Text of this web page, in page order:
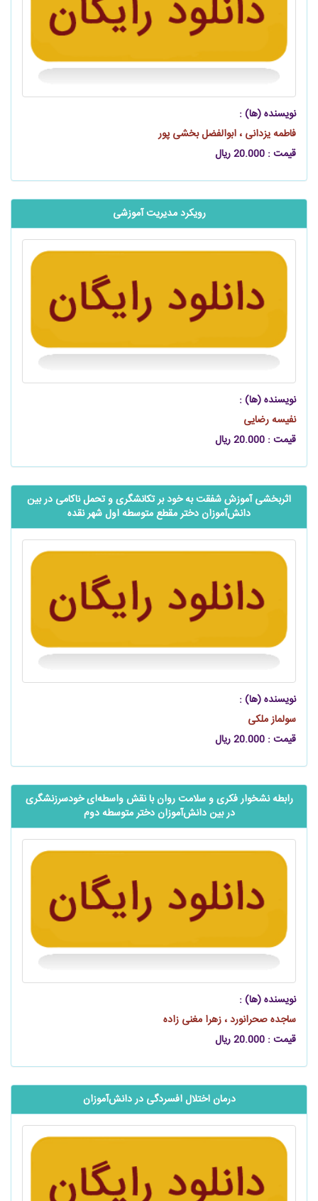
نویسنده (ها) :
فاطمه یزدانی ، ابوالفضل بخشی‌ پور
قیمت : 20.000 ریال
رویکرد مدیریت آموزشی
نویسنده (ها) :
نفیسه رضایی
قیمت : 20.000 ریال
اثربخشی آموزش شفقت‌ به ‌‌خود بر تکانشگری و تحمل ناکامی در بین
دانش‌آموزان دختر مقطع متوسطه اول شهر نقده
نویسنده (ها) :
سولماز ملکی
قیمت : 20.000 ریال
رابطه نشخوار فکری و سلامت روان با نقش واسطه‌ای خودسرزنشگری
در بین دانش‌آموزان دختر متوسطه دوم
نویسنده (ها) :
ساجده صحرانورد ، زهرا مغنی ‌زاده
قیمت : 20.000 ریال
درمان اختلال افسردگی در ‌‌‌دانش‌آموزان